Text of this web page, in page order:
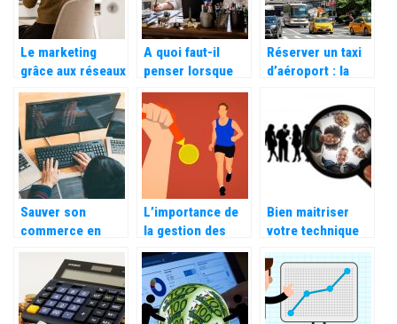
Le marketing
grâce aux réseaux
sociaux.
A quoi faut-il
penser lorsque
l’on a des bureaux
?
Réserver un taxi
d’aéroport : la
la plus pratique
pour vos voyages
Sauver son
commerce en
passant en ligne,
une bonne idée ?
L’importance de
la gestion des
récompenses
pour votre
entreprise
Bien maitriser
votre technique
attirer de
nouveaux clients